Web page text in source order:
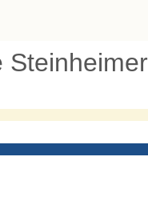
Steinheimer